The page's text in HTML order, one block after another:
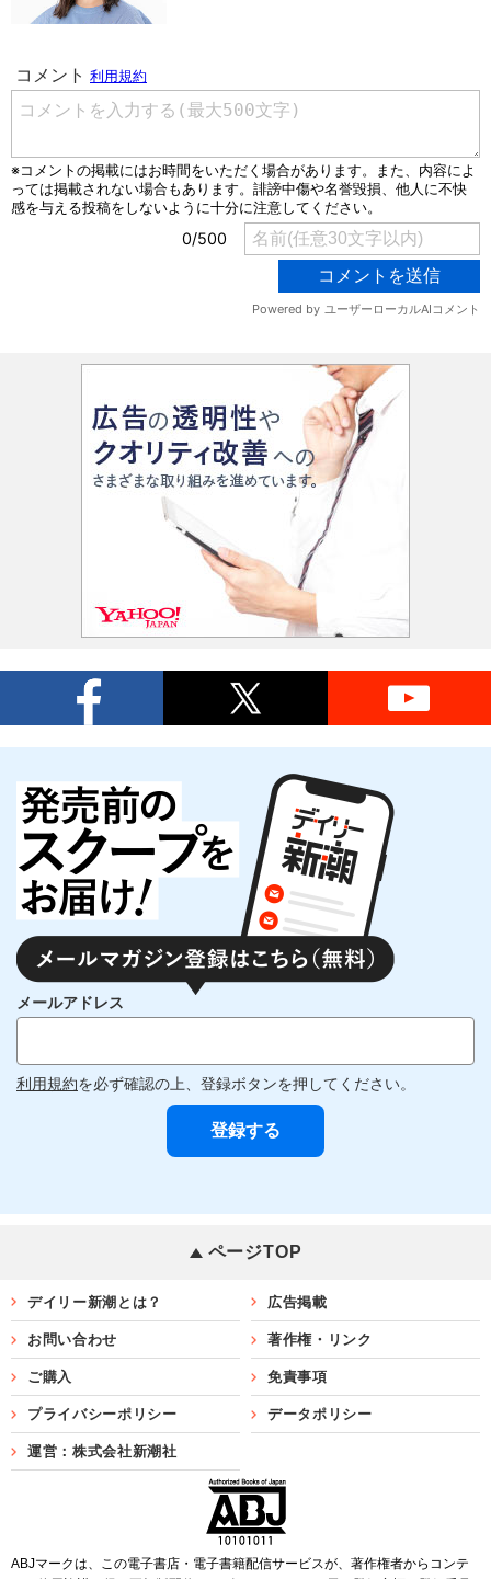
メールアドレス
利用規約を必ず確認の上、登録ボタンを押してください。
ページTOP
デイリー新潮とは？ 広告掲載
お問い合わせ 著作権・リンク
ご購入 免責事項
プライバシーポリシー データポリシー
運営：株式会社新潮社
ABJマークは、この電子書店・電子書籍配信サービスが、著作権者からコンテ